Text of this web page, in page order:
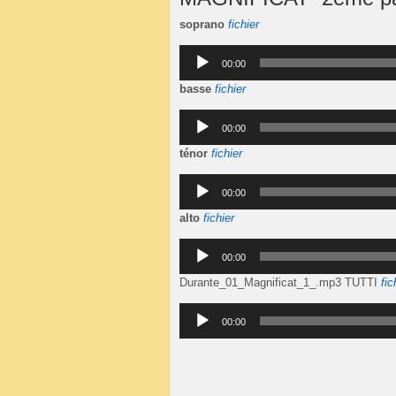
soprano fichier
Lecteur
audio
00:00
basse fichier
Lecteur
audio
00:00
ténor fichier
Lecteur
audio
00:00
alto fichier
Lecteur
audio
00:00
Durante_01_Magnificat_1_.mp3 TUTTI
Lecteur
audio
00:00